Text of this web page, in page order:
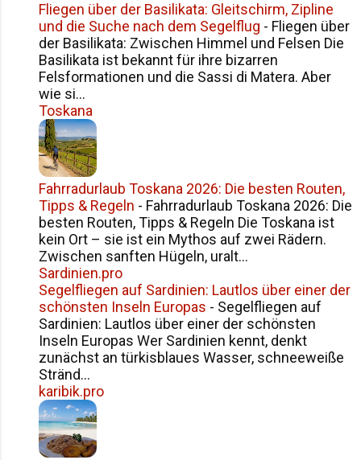
Fliegen über der Basilikata: Gleitschirm, Zipline
und die Suche nach dem Segelflug - Fliegen über
der Basilikata: Zwischen Himmel und Felsen Die
Basilikata ist bekannt für ihre bizarren
Felsformationen und die Sassi di Matera. Aber
wie si...
Toskana
Fahrradurlaub Toskana 2026: Die besten Routen,
Tipps & Regeln - Fahrradurlaub Toskana 2026: Die
besten Routen, Tipps & Regeln Die Toskana ist
kein Ort – sie ist ein Mythos auf zwei Rädern.
Zwischen sanften Hügeln, uralt...
Sardinien.pro
Segelfliegen auf Sardinien: Lautlos über einer der
schönsten Inseln Europas - Segelfliegen auf
Sardinien: Lautlos über einer der schönsten
Inseln Europas Wer Sardinien kennt, denkt
zunächst an türkisblaues Wasser, schneeweiße
Stränd...
karibik.pro